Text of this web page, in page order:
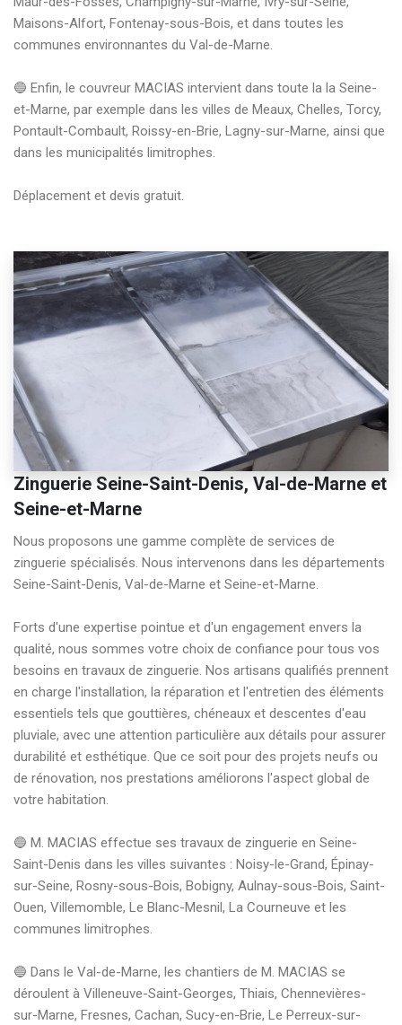
Maisons-Alfort, Fontenay-sous-Bois, et dans toutes les
communes environnantes du Val-de-Marne.
🔵 Enfin, le couvreur MACIAS intervient dans toute la la Seine-
et-Marne, par exemple dans les villes de Meaux, Chelles, Torcy,
Pontault-Combault, Roissy-en-Brie, Lagny-sur-Marne, ainsi que
dans les municipalités limitrophes.
Déplacement et devis gratuit.
Zinguerie Seine-Saint-Denis, Val-de-Marne et
Seine-et-Marne
Nous proposons une gamme complète de services de
zinguerie spécialisés. Nous intervenons dans les départements
Seine-Saint-Denis, Val-de-Marne et Seine-et-Marne.
Forts d'une expertise pointue et d'un engagement envers la
qualité, nous sommes votre choix de confiance pour tous vos
besoins en travaux de zinguerie. Nos artisans qualifiés prennent
en charge l'installation, la réparation et l'entretien des éléments
essentiels tels que gouttières, chéneaux et descentes d'eau
pluviale, avec une attention particulière aux détails pour assurer
durabilité et esthétique. Que ce soit pour des projets neufs ou
de rénovation, nos prestations améliorons l'aspect global de
votre habitation.
🔵 M. MACIAS effectue ses travaux de zinguerie en Seine-
Saint-Denis dans les villes suivantes : Noisy-le-Grand, Épinay-
sur-Seine, Rosny-sous-Bois, Bobigny, Aulnay-sous-Bois, Saint-
Ouen, Villemomble, Le Blanc-Mesnil, La Courneuve et les
communes limitrophes.
🔵 Dans le Val-de-Marne, les chantiers de M. MACIAS se
déroulent à Villeneuve-Saint-Georges, Thiais, Chennevières-
sur-Marne, Fresnes, Cachan, Sucy-en-Brie, Le Perreux-sur-